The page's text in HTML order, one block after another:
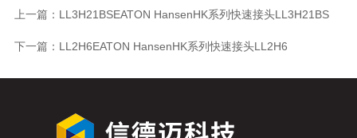
上一篇： LL3H21BSEATON HansenHK系列快速接头LL3H21BS
下一篇： LL2H6EATON HansenHK系列快速接头LL2H6